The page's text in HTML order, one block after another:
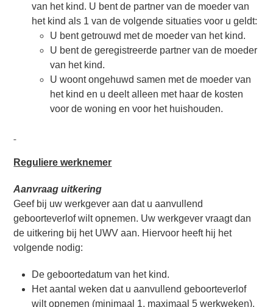
van het kind. U bent de partner van de moeder van
het kind als 1 van de volgende situaties voor u geldt:
U bent getrouwd met de moeder van het kind.
U bent de geregistreerde partner van de moeder
van het kind.
U woont ongehuwd samen met de moeder van
het kind en u deelt alleen met haar de kosten
voor de woning en voor het huishouden.
Reguliere werknemer
Aanvraag uitkering
Geef bij uw werkgever aan dat u aanvullend
geboorteverlof wilt opnemen. Uw werkgever vraagt dan
de uitkering bij het UWV aan. Hiervoor heeft hij het
volgende nodig:
De geboortedatum van het kind.
Het aantal weken dat u aanvullend geboorteverlof
wilt opnemen (minimaal 1, maximaal 5 werkweken).